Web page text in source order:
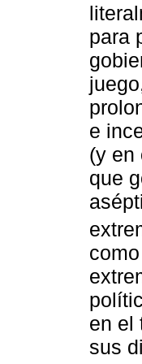
para
e
(y en
que
en el
sus